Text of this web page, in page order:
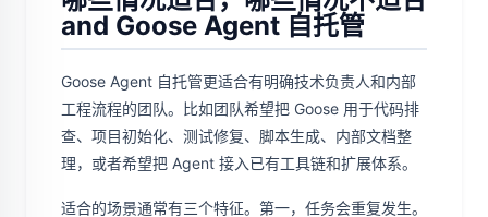
and Goose Agent 自托管
Goose Agent 自托管更适合有明确技术负责人和内部
工程流程的团队。比如团队希望把 Goose 用于代码排
查、项目初始化、测试修复、脚本生成、内部文档整
理，或者希望把 Agent 接入已有工具链和扩展体系。
适合的场景通常有三个特征。第一，任务会重复发生。